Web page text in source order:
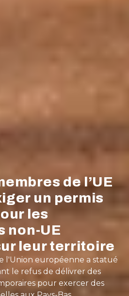
de l’UE
un permis
les
non-UE
leur territoire
l'Union européenne a statué
le refus de délivrer des
pour exercer des